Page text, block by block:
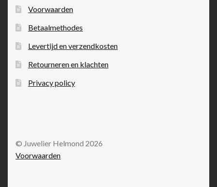
Voorwaarden
Betaalmethodes
Levertijd en verzendkosten
Retourneren en klachten
Privacy policy
© Juwelier Helmond 2026
Voorwaarden